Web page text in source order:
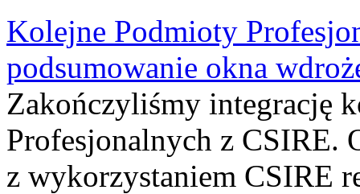
Kolejne Podmioty
podsumowanie okna
Zakończyliśmy integrację
Profesjonalnych z CSIRE.
z wykorzystaniem CSIRE